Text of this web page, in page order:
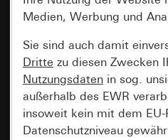
Medien, Werbung und
Sie sind auch damit
Dritte zu diesen Zwecken
Nutzungsdaten in sog.
außerhalb des EWR
insoweit kein mit dem
Datenschutzniveau